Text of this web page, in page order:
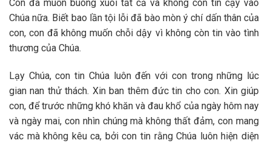
Con đã muốn buông xuôi tất cả và không còn tin cậy vào
Chúa nữa. Biết bao lần tội lỗi đã bào mòn ý chí dấn thân của
con, con đã không muốn chỗi dậy vì không còn tin vào tình
thương của Chúa.
Lạy Chúa, con tin Chúa luôn đến với con trong những lúc
gian nan thử thách. Xin ban thêm đức tin cho con. Xin giúp
con, để trước những khó khăn và đau khổ của ngày hôm nay
và ngày mai, con nhìn chúng mà không thất đảm, con mang
vác mà không kêu ca, bởi con tin rằng Chúa luôn hiện diện